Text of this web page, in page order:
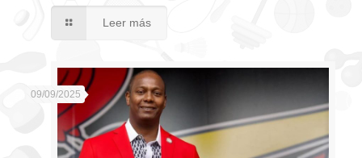
Leer más
09/09/2025